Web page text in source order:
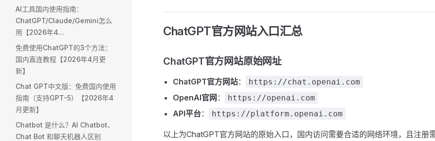
AI工具国内使用指南：
ChatGPT/Claude/Gemini怎么
用【2026年4...
免费使用ChatGPT的3个方法：
国内直连教程【2026年4月更
新】
Chat GPT中文版：免费国内使用
指南（支持GPT-5）【2026年4
月更新】
Chatbot 是什么？AI Chatbot、
Chat Bot 和聊天机器人区别
ChatGPT官方网站入口汇总
ChatGPT官方网站原始网址
ChatGPT官方网站： https://chat.openai.com
OpenAI官网 ： https://openai.com
API平台： https://platform.openai.com
以上为ChatGPT官方网站的原始入口，国内访问需要合适的网络环境，且注册